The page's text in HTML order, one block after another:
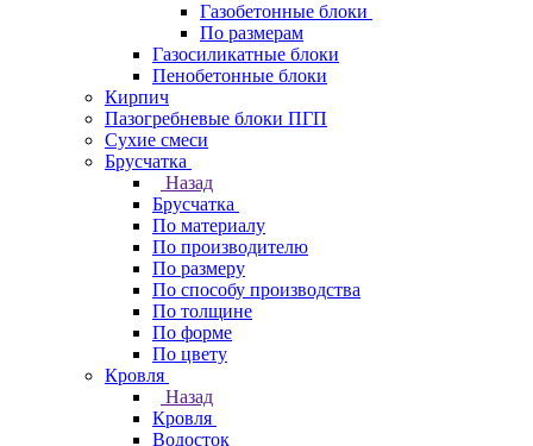
Газобетонные блоки
По размерам
Газосиликатные блоки
Пенобетонные блоки
Кирпич
Пазогребневые блоки ПГП
Сухие смеси
Брусчатка
Назад
Брусчатка
По материалу
По производителю
По размеру
По способу производства
По толщине
По форме
По цвету
Кровля
Назад
Кровля
Водосток